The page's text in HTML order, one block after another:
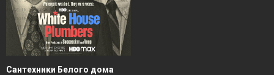
Сантехники Белого дома